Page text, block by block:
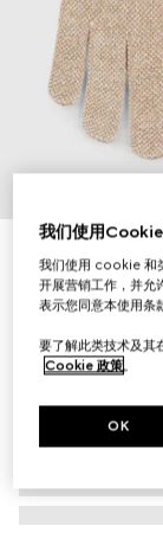
GG山羊绒金银
£280
我们使用Cookie
我们使用 cookie 和
开展营销工作，并允
表示您同意本使用条
要了解此类技术及其
Cookie 政策。
OK